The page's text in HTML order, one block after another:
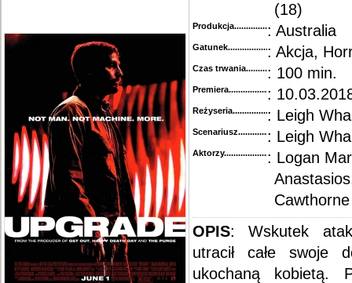
(18)
Produkcja.........................................
: Australia
Gatunek...........................................
: Akcja,
Czas trwania......................................
: 100 min.
Premiera..........................................
:
Reżyseria........................................
: Leigh
Scenariusz........................................
: Leigh
Aktorzy...........................................
: Logan
Cawthorne
OPIS: Wskutek
utracił całe swoje
ukochaną kobietą.